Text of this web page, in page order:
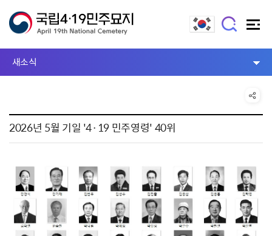
새소식
2026년 5월 기일 '4·19 민주영령' 40위